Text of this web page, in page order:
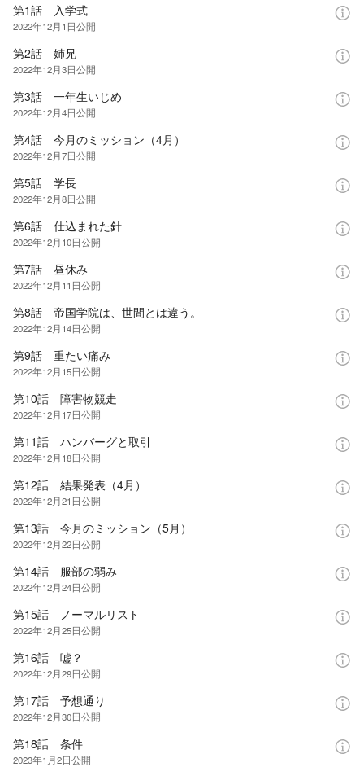
第1話 入学式
2022年12月1日公開
第2話 姉兄
2022年12月3日公開
第3話 一年生いじめ
2022年12月4日公開
第4話 今月のミッション（4月）
2022年12月7日公開
第5話 学長
2022年12月8日公開
第6話 仕込まれた針
2022年12月10日公開
第7話 昼休み
2022年12月11日公開
第8話 帝国学院は、世間とは違う。
2022年12月14日公開
第9話 重たい痛み
2022年12月15日公開
第10話 障害物競走
2022年12月17日公開
第11話 ハンバーグと取引
2022年12月18日公開
第12話 結果発表（4月）
2022年12月21日公開
第13話 今月のミッション（5月）
2022年12月22日公開
第14話 服部の弱み
2022年12月24日公開
第15話 ノーマルリスト
2022年12月25日公開
第16話 嘘？
2022年12月29日公開
第17話 予想通り
2022年12月30日公開
第18話 条件
2023年1月2日公開